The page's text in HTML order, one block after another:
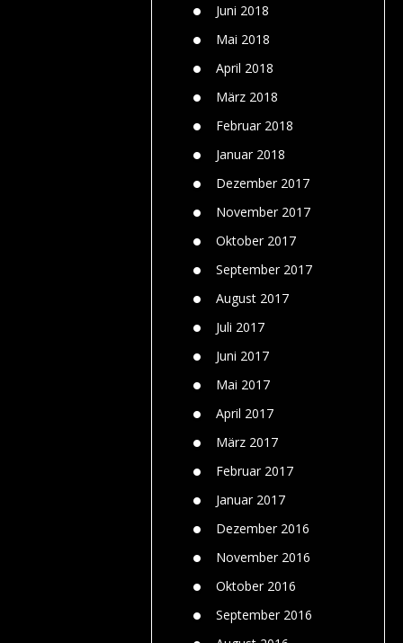
Juni 2018
Mai 2018
April 2018
März 2018
Februar 2018
Januar 2018
Dezember 2017
November 2017
Oktober 2017
September 2017
August 2017
Juli 2017
Juni 2017
Mai 2017
April 2017
März 2017
Februar 2017
Januar 2017
Dezember 2016
November 2016
Oktober 2016
September 2016